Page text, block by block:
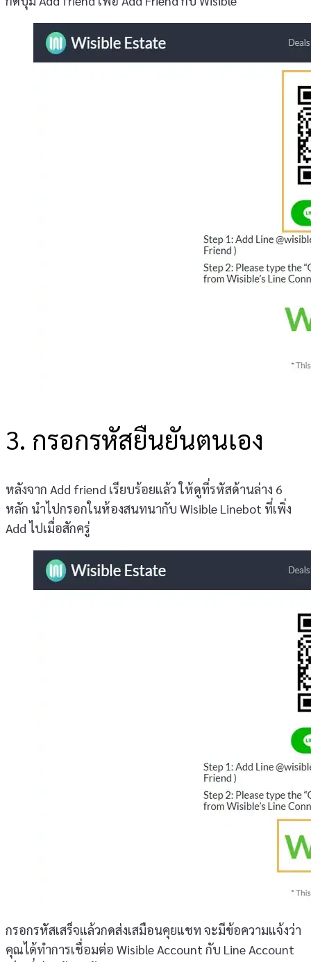
3. กรอกรหัสยืนยันตนเอง
หลังจาก Add friend เรียบร้อยแล้ว ให้ดูที่รหัสด้านล่าง 6
หลัก นำไปกรอกในห้องสนทนากับ Wisible Linebot ที่เพิ่ง
Add ไปเมื่อสักครู่
กรอกรหัสเสร็จแล้วกดส่งเสมือนคุยแชท จะมีข้อความแจ้งว่า
คุณได้ทำการเชื่อมต่อ Wisible Account กับ Line Account